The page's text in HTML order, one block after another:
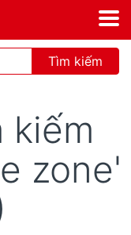
Tìm kiếm
kiếm
zone'